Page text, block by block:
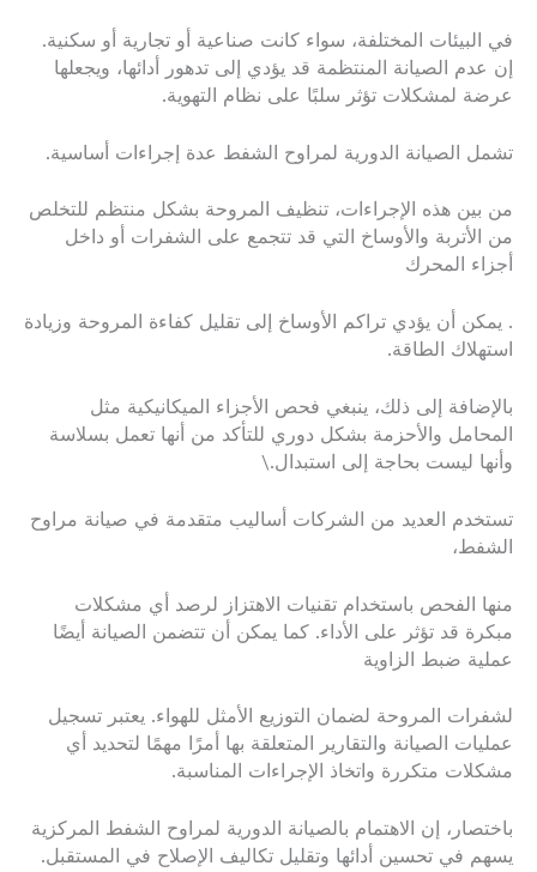
في البيئات المختلفة، سواء كانت صناعية أو تجارية أو سكنية.
إن عدم الصيانة المنتظمة قد يؤدي إلى تدهور أدائها، ويجعلها
عرضة لمشكلات تؤثر سلبًا على نظام التهوية.
تشمل الصيانة الدورية لمراوح الشفط عدة إجراءات أساسية.
من بين هذه الإجراءات، تنظيف المروحة بشكل منتظم للتخلص
من الأتربة والأوساخ التي قد تتجمع على الشفرات أو داخل
أجزاء المحرك
. يمكن أن يؤدي تراكم الأوساخ إلى تقليل كفاءة المروحة وزيادة
استهلاك الطاقة.
بالإضافة إلى ذلك، ينبغي فحص الأجزاء الميكانيكية مثل
المحامل والأحزمة بشكل دوري للتأكد من أنها تعمل بسلاسة
وأنها ليست بحاجة إلى استبدال.\
تستخدم العديد من الشركات أساليب متقدمة في صيانة مراوح
الشفط،
منها الفحص باستخدام تقنيات الاهتزاز لرصد أي مشكلات
مبكرة قد تؤثر على الأداء. كما يمكن أن تتضمن الصيانة أيضًا
عملية ضبط الزاوية
لشفرات المروحة لضمان التوزيع الأمثل للهواء. يعتبر تسجيل
عمليات الصيانة والتقارير المتعلقة بها أمرًا مهمًا لتحديد أي
مشكلات متكررة واتخاذ الإجراءات المناسبة.
باختصار، إن الاهتمام بالصيانة الدورية لمراوح الشفط المركزية
يسهم في تحسين أدائها وتقليل تكاليف الإصلاح في المستقبل.